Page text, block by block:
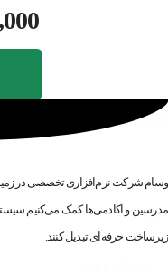
وسام شرکت نرم‌افزاری تخصصی در
مدرسین و آکادمی‌ها کمک می‌کنیم
زیرساخت حرفه‌ای تبدیل کنند.